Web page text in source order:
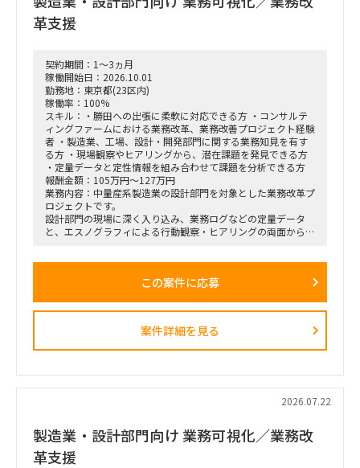
革支援
契約期間：1～3ヵ月
稼働開始日：2026.10.01
勤務地：東京都(23区内)
稼働率：100%
スキル：・勝田への出張に柔軟に対応できる方 ・コンサルテ
ィングファームにおける業務改革、業務改善プロジェクト経験
者 ・製造業、工場、設計・開発部門に関する業務知見を有す
る方 ・現場観察やヒアリングから、潜在課題を発見できる方
・定量データと定性情報を組み合わせて課題を分析できる方
報酬金額：105万円～127万円
業務内容：中量産系製造業の設計部門を対象とした業務改革プ
ロジェクトです。
設計部門の現場に深く入り込み、業務ログなどの定量データ
と、エスノグラフィによる行動観察・ヒアリングの両面から、
に対する改革提案および最終報告までを担います。
■業務内容
・設計部門のオフィス内における行動観察、エスノグラフィ調
・現場担当者へのヒアリングおよび顕在・潜在課題の整理
・課題の分析、構造化およびボトルネックの特定
・幹部層への中間報告、最終報告資料の作成およびプレゼンテ
ーション
この案件に応募
案件詳細を見る
2026.07.22
製造業・設計部門向け 業務可視化／業務改
革支援